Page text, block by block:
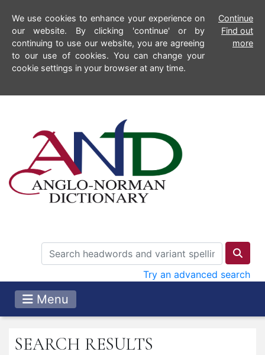
We use cookies to enhance your experience on
our website. By clicking 'continue' or by
continuing to use our website, you are agreeing
to our use of cookies. You can change your
cookie settings in your browser at any time.
Continue
Find out
more
Try an advanced search
Menu
SEARCH RESULTS